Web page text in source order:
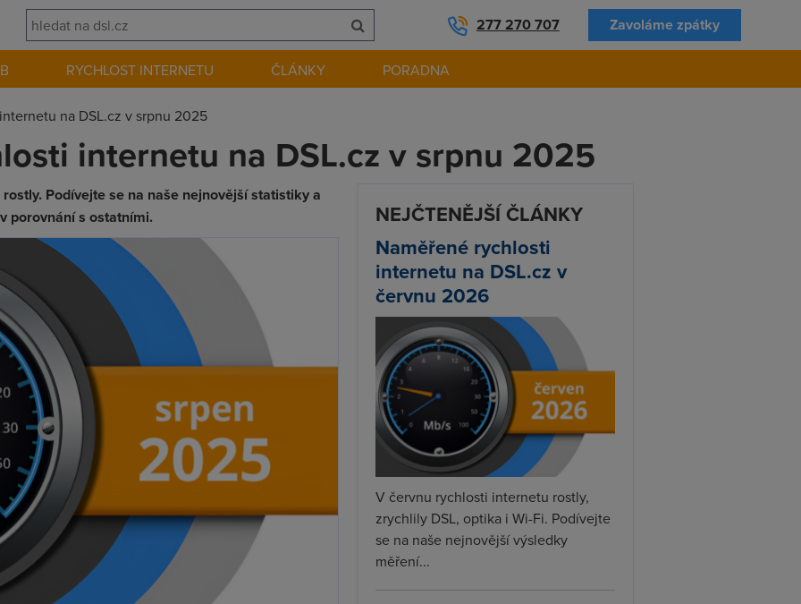
277 270 707 Zavoláme zpátky
RYCHLOST INTERNETU ČLÁNKY PORADNA
na DSL.cz v srpnu 2025
internetu na DSL.cz v srpnu 2025
Podívejte se na naše nejnovější statistiky a
porovnání s ostatními.
NEJČTENĚJŠÍ ČLÁNKY
Naměřené rychlosti
internetu na DSL.cz v
červnu 2026
V červnu rychlosti internetu rostly,
zrychlily DSL, optika i Wi-Fi. Podívejte
se na naše nejnovější výsledky
měření...